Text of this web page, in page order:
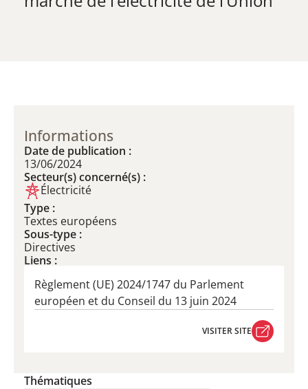
Informations
Date de publication :
13/06/2024
Secteur(s) concerné(s) :
Électricité
Type :
Textes européens
Sous-type :
Directives
Liens :
Règlement (UE) 2024/1747 ​du Parlement
européen et du Conseil du 13 juin 2024
VISITER SITE
Thématiques